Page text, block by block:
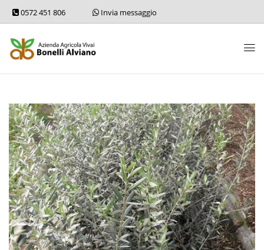
0572 451 806 Invia messaggio